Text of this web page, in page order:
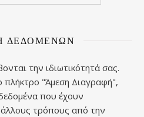
ΔΕΔΟΜΈΝΩΝ
την ιδιωτικότητά σας.
πλήκτρο "Άμεση Διαγραφή",
που έχουν
τρόπους από την